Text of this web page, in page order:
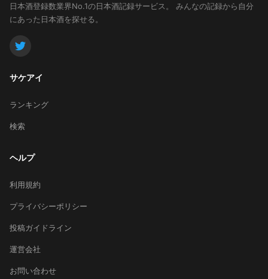
日本酒登録数業界No.1の日本酒記録サービス。
みんなの記録から自分
にあった日本酒を探せる。
サケアイ
ランキング
検索
ヘルプ
利用規約
プライバシーポリシー
投稿ガイドライン
運営会社
お問い合わせ